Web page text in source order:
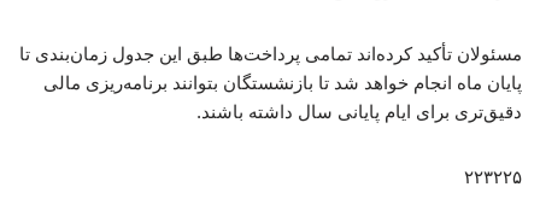
مسئولان تأکید کرده‌اند تمامی پرداخت‌ها طبق این جدول زمان‌بندی تا
پایان ماه انجام خواهد شد تا بازنشستگان بتوانند برنامه‌ریزی مالی
دقیق‌تری برای ایام پایانی سال داشته باشند.
۲۲۳۲۲۵